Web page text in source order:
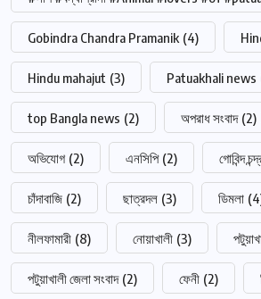
Gobindra Chandra Pramanik (4)
Hindu mahajut (3) Patuakhali news
top Bangla news (2) অপরাধ সংবাদ (2)
অভিযোগ (2) এনসিপি (2) গোবিন্দ
চাঁদাবাজি (2) ছাত্রদল (3) ডিমলা
নীলফামারী (8) নোয়াখালী (3)
পটুয়াখালী জেলা সংবাদ (2) ফেনী (2)